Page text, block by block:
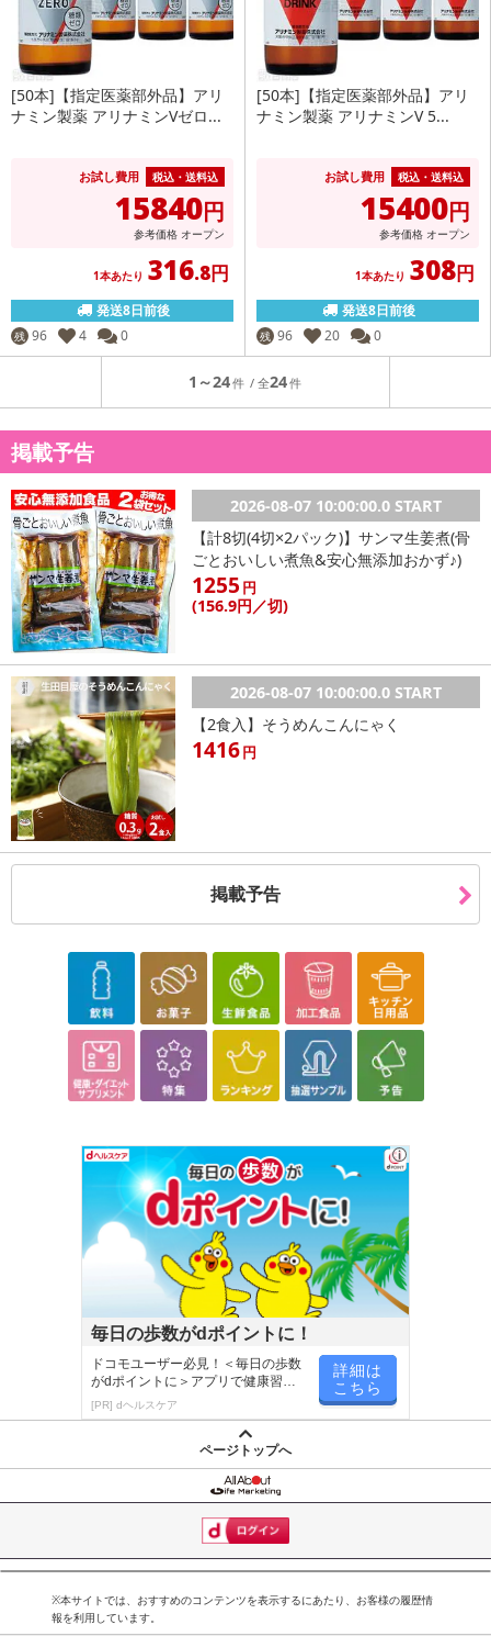
[50本]【指定医薬部外品】アリ
ナミン製薬 アリナミンVゼロ...
お試し費用 税込・送料込
15840円
参考価格 オープン
1本あたり 316.8円
発送8日前後
残 96 4 0
[50本]【指定医薬部外品】アリ
ナミン製薬 アリナミンV 5...
お試し費用 税込・送料込
15400円
参考価格 オープン
1本あたり 308円
発送8日前後
残 96 20 0
1～24 24
掲載予告
2026-08-07 10:00:00.0 START
【計8切(4切×2パック)】サンマ生姜煮(骨
ごとおいしい煮魚&安心無添加おかず♪)
1255 円
(156.9円 ／切)
2026-08-07 10:00:00.0 START
【2食入】そうめんこんにゃく
1416円
掲載予告
毎日の歩数がdポイントに！
ドコモユーザー必見！＜毎日の歩数
がdポイントに＞アプリで健康習慣
が楽しく続く
[PR] dヘルスケア
詳細は
こちら
ページトップへ
※本サイトでは、おすすめのコンテンツを表示するにあたり、お客様の履歴情
報を利用しています。